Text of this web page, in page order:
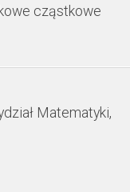
cząstkowe
Matematyki,